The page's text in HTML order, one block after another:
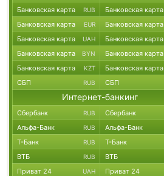
Банковская карта RUB Банковская карта
Банковская карта EUR Банковская карта
Банковская карта UAH Банковская карта
Банковская карта BYN Банковская карта
Банковская карта KZT Банковская карта
СБП RUB СБП
Интернет-банкинг
Сбербанк RUB Сбербанк
Альфа-Банк RUB Альфа-Банк
Т-Банк RUB Т-Банк
ВТБ RUB ВТБ
Приват 24 UAH Приват 24